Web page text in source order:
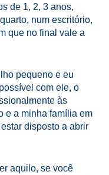
de 1, 2, 3 anos,
num escritório,
que no final vale a
pequeno e eu
com ele, o
às
e a minha família em
disposto a abrir
aquilo, se você